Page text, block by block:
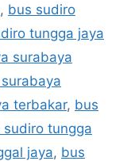
, bus sudiro
tungga jaya
surabaya
terbakar, bus
sudiro tungga
jaya, bus